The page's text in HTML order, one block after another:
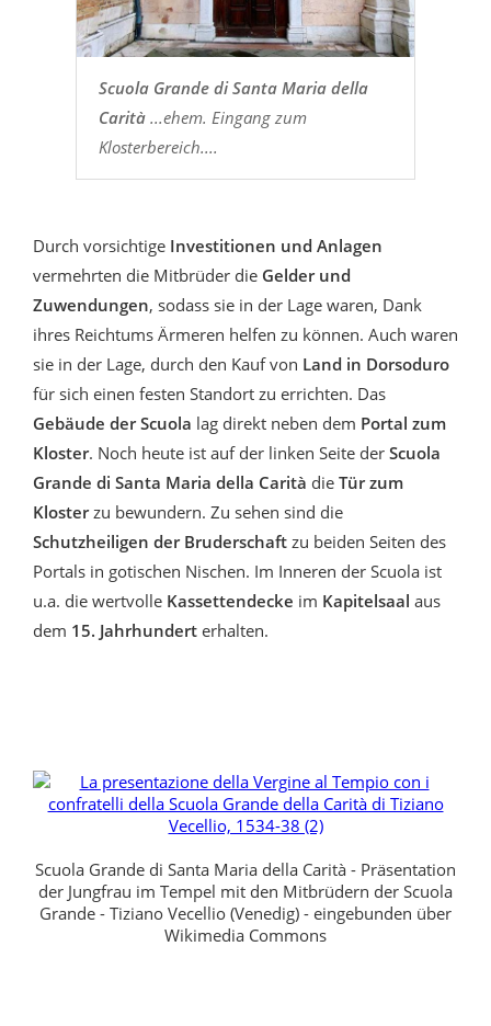
Scuola Grande di Santa Maria della
Carità...ehem. Eingang zum
Klosterbereich....
Durch vorsichtige Investitionen und Anlagen
vermehrten die Mitbrüder die Gelder und
Zuwendungen, sodass sie in der Lage waren, Dank
ihres Reichtums Ärmeren helfen zu können. Auch waren
sie in der Lage, durch den Kauf von Land in Dorsoduro
für sich einen festen Standort zu errichten. Das
Gebäude der Scuola lag direkt neben dem Portal zum
Kloster. Noch heute ist auf der linken Seite der Scuola
Grande di Santa Maria della Carità die Tür zum
Klosterzu bewundern. Zu sehen sind die
Schutzheiligen der Bruderschaft zu beiden Seiten des
Portals in gotischen Nischen. Im Inneren der Scuola ist
u.a. die wertvolle Kassettendecke im Kapitelsaal aus
dem 15. Jahrhundert erhalten.
Scuola Grande di Santa Maria della Carità - Präsentation
der Jungfrau im Tempel mit den Mitbrüdern der Scuola
Grande - Tiziano Vecellio (Venedig) - eingebunden über
Wikimedia Commons